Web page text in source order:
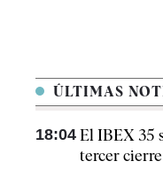
ÚLTIMAS
18:04 El IBEX 35
tercer